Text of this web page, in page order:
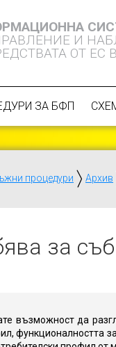
И
ОТ ЕС
ЗА БФП
процедури Архив
за
възможност да
функционалността